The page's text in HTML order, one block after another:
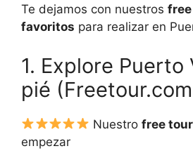
Te dejamos con nuestros
favoritos para realizar en
1. Explore Puerto
pié
Nuestro free tour
empezar